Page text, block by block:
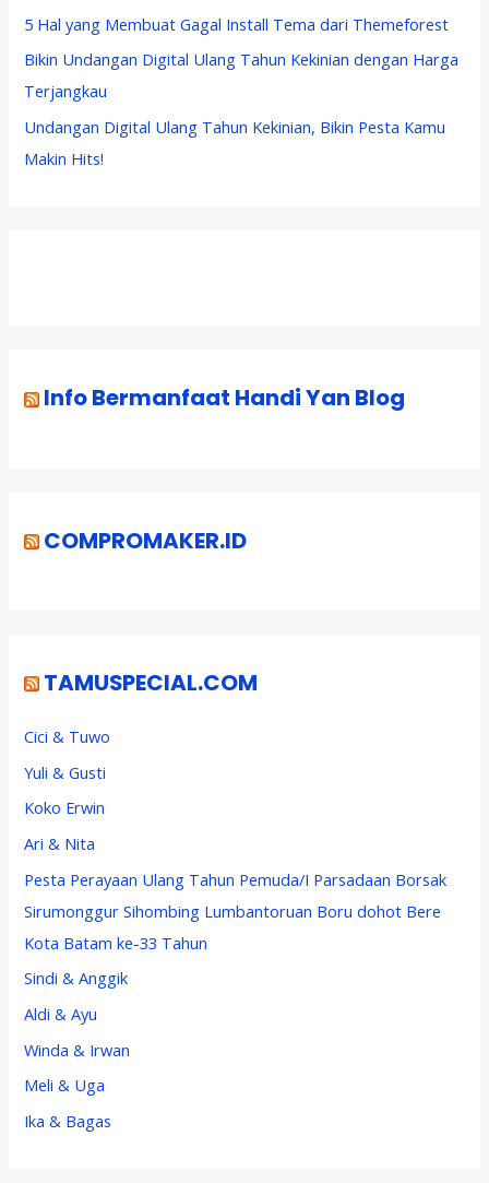
5 Hal yang Membuat Gagal Install Tema dari Themeforest
Bikin Undangan Digital Ulang Tahun Kekinian dengan Harga
Terjangkau
Undangan Digital Ulang Tahun Kekinian, Bikin Pesta Kamu
Makin Hits!
Info Bermanfaat Handi Yan Blog
COMPROMAKER.ID
TAMUSPECIAL.COM
Cici & Tuwo
Yuli & Gusti
Koko Erwin
Ari & Nita
Pesta Perayaan Ulang Tahun Pemuda/I Parsadaan Borsak
Sirumonggur Sihombing Lumbantoruan Boru dohot Bere
Kota Batam ke-33 Tahun
Sindi & Anggik
Aldi & Ayu
Winda & Irwan
Meli & Uga
Ika & Bagas